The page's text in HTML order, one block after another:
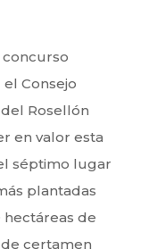
concurso
Consejo
Rosellón
en valor esta
séptimo lugar
plantadas
hectáreas de
certamen